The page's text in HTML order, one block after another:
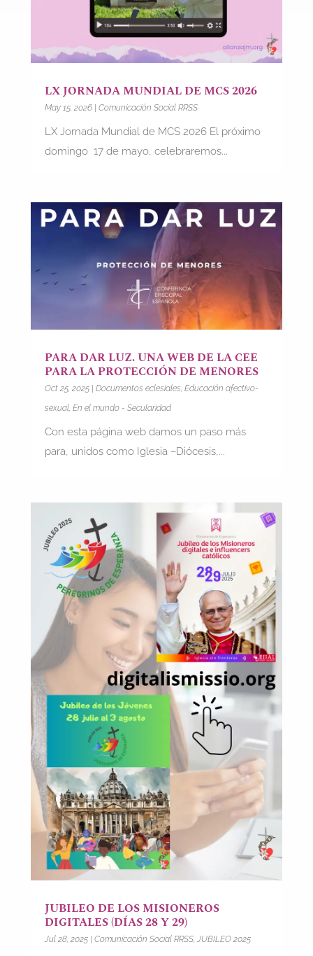
LX JORNADA MUNDIAL DE MCS 2026
May 15, 2026| Comunicación Social RRSS
LX Jornada Mundial de MCS 2026 El próximo
domingo 17 de mayo, celebraremos...
PARA DAR LUZ. UNA WEB DE LA CEE
PARA LA PROTECCIÓN DE MENORES
Oct 25, 2025| Documentos eclesiales Educación afectivo-
sexual, En el mundo - Secularidad
Con esta página web damos un paso más
para, unidos como Iglesia –Diócesis,...
JUBILEO DE LOS MISIONEROS
DIGITALES (DÍAS 28 Y 29)
Jul 28, 2025| Comunicación Social RRSS,JUBILEO 2025